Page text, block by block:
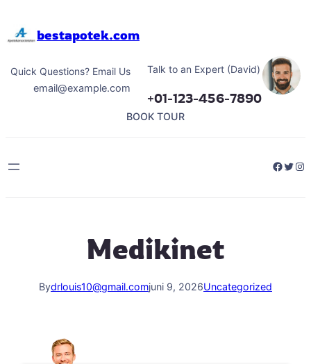
bestapotek.com
Quick Questions? Email Us
email@example.com
Talk to an Expert (David)
+01-123-456-7890
BOOK TOUR
Medikinet
Bydrlouis10@gmail.comjuni 9, 2026Uncategorized